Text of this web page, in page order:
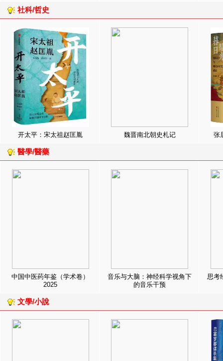
社科/哲史
开太平：宋太祖赵匡胤 魏晋南北朝史札记 张
醫學/醫藥
中国中医药年鉴（学术卷）
2025
音乐与大脑：神经科学视角下
的音乐干预
思考
文學/小說